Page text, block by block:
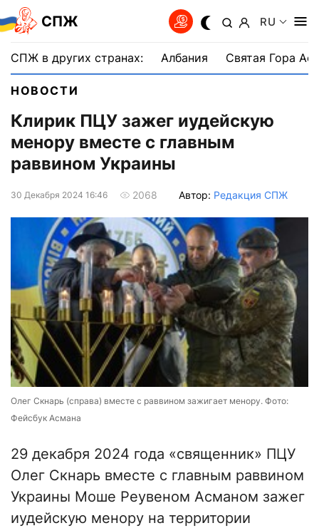
СПЖ RU
СПЖ в других странах: Албания Святая Гора
НОВОСТИ
Клирик ПЦУ зажег иудейскую
менору вместе с главным
раввином Украины
30 Декабря 2024 16:46 2068 Автор: Редакция СПЖ
Олег Скнарь (справа) вместе с раввином зажигает менору. Фото:
Фейсбук Асмана
29 декабря 2024 года «священник» ПЦУ
Олег Скнарь вместе с главным раввином
Украины Моше Реувеном Асманом зажег
иудейскую менору на территории